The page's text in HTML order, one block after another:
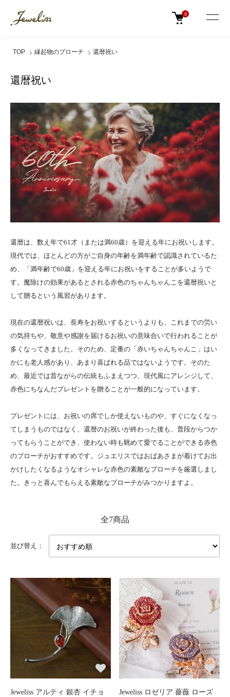
0
TOP 縁起物のブローチ 還暦祝い
還暦祝い
還暦は、数え年で61才（または満60歳）を迎える年にお祝いします。
現代では、ほとんどの方がご自身の年齢を満年齢で認識されているた
め、「満年齢で60歳」を迎える年にお祝いをすることが多いようで
す。魔除けの効果があるとされる赤色のちゃんちゃんこを還暦祝いと
して贈るという風習があります。
現在の還暦祝いは、長寿をお祝いするというよりも、これまでの労い
の気持ちや、敬意や感謝を届けるお祝いの意味合いで行われることが
多くなってきました。そのため、定番の「赤いちゃんちゃんこ」はい
かにも老人感があり、あまり喜ばれる品ではないようです。そのた
め、最近では昔ながらの伝統もふまえつつ、現代風にアレンジして、
赤色にちなんだプレゼントを贈ることが一般的になっています。
プレゼントには、お祝いの席でしか使えないものや、すぐになくなっ
てしまうものではなく、還暦のお祝いが終わった後も、普段からつか
ってもらうことができ、使わない時も眺めて愛でることができる赤色
のブローチがおすすめです。ジュエリスではおばあさまが着けてお出
かけしたくなるようなオシャレな赤色の素敵なブローチを厳選しまし
た。きっと喜んでもらえる素敵なブローチがみつかりますよ。
全7商品
並び替え：
Jeweliss アルティ 銀杏 イチョ
Jeweliss ロゼリア 薔薇 ローズ